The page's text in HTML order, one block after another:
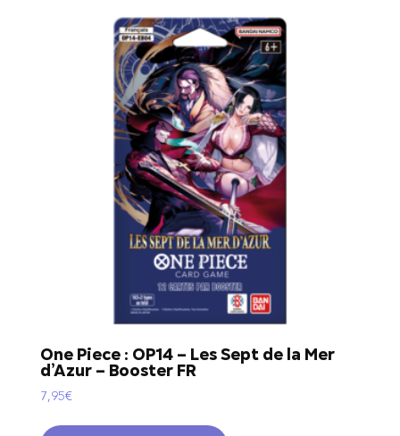
One Piece : OP14 – Les Sept de la Mer
d’Azur – Booster FR
7,95€